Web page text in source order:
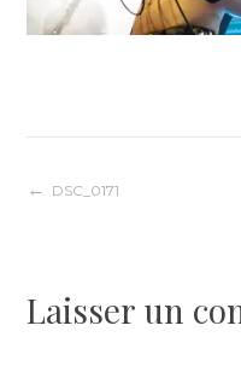
Navigation
l’article
DSC_0171
Laisser un